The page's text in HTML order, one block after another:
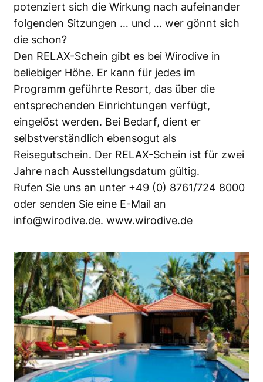
potenziert sich die Wirkung nach aufeinander
folgenden Sitzungen … und … wer gönnt sich
die schon?
Den RELAX-Schein gibt es bei Wirodive in
beliebiger Höhe. Er kann für jedes im
Programm geführte Resort, das über die
entsprechenden Einrichtungen verfügt,
eingelöst werden. Bei Bedarf, dient er
selbstverständlich ebensogut als
Reisegutschein. Der RELAX-Schein ist für zwei
Jahre nach Ausstellungsdatum gültig.
Rufen Sie uns an unter +49 (0) 8761/724 8000
oder senden Sie eine E-Mail an
info@wirodive.de. www.wirodive.de